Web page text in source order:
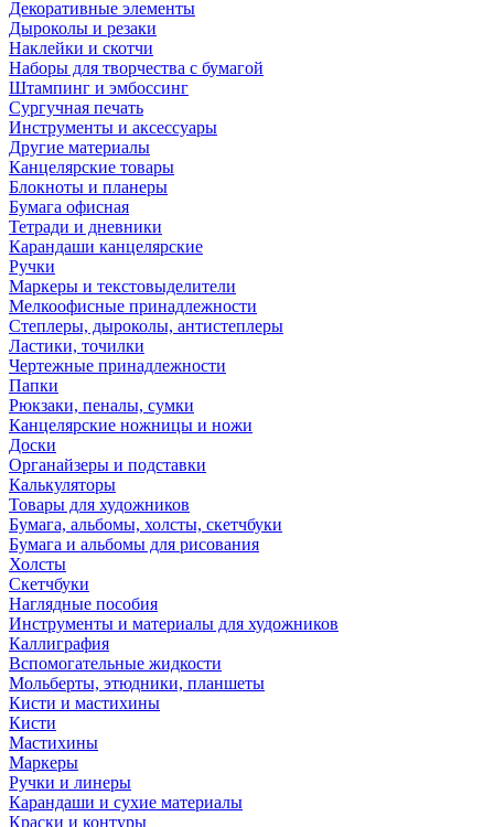
Декоративные элементы
Дыроколы и резаки
Наклейки и скотчи
Наборы для творчества с бумагой
Штампинг и эмбоссинг
Сургучная печать
Инструменты и аксессуары
Другие материалы
Канцелярские товары
Блокноты и планеры
Бумага офисная
Тетради и дневники
Карандаши канцелярские
Ручки
Маркеры и текстовыделители
Мелкоофисные принадлежности
Степлеры, дыроколы, антистеплеры
Ластики, точилки
Чертежные принадлежности
Папки
Рюкзаки, пеналы, сумки
Канцелярские ножницы и ножи
Доски
Органайзеры и подставки
Калькуляторы
Товары для художников
Бумага, альбомы, холсты, скетчбуки
Бумага и альбомы для рисования
Холсты
Скетчбуки
Наглядные пособия
Инструменты и материалы для художников
Каллиграфия
Вспомогательные жидкости
Мольберты, этюдники, планшеты
Кисти и мастихины
Кисти
Мастихины
Маркеры
Ручки и линеры
Карандаши и сухие материалы
Краски и контуры